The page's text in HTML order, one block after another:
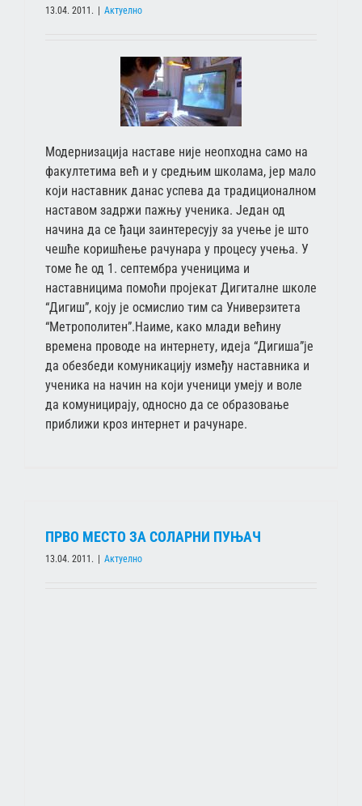
13.04. 2011. | Актуелно
Модернизација наставе није неопходна само на
факултетима већ и у средњим школама, јер мало
који наставник данас успева да традиционалном
наставом задржи пажњу ученика. Један од
начина да се ђаци заинтересују за учење је што
чешће коришћење рачунара у процесу учења. У
томе ће од 1. септембра ученицима и
наставницима помоћи пројекат Дигиталне школе
“Дигиш”, коју је осмислио тим са Универзитета
“Метрополитен”.Наиме, како млади већину
времена проводе на интернету, идеја “Дигиша”је
да обезбеди комуникацију између наставника и
ученика на начин на који ученици умеју и воле
да комуницирају, односно да се образовање
приближи кроз интернет и рачунаре.
ПРВО МЕСТО ЗА СОЛАРНИ ПУЊАЧ
13.04. 2011. Актуелно